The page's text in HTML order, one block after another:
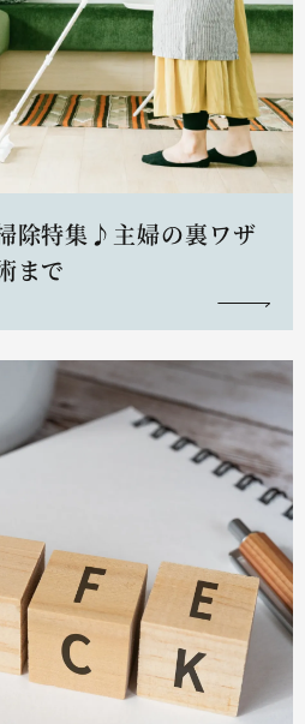
除特集♪主婦の裏ワザ
まで